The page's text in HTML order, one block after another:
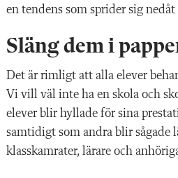
en tendens som sprider sig nedåt
Släng dem i
Det är rimligt att alla elever
Vi vill väl inte ha en skola och
elever blir hyllade för sina
samtidigt som andra blir sågade
klasskamrater, lärare och